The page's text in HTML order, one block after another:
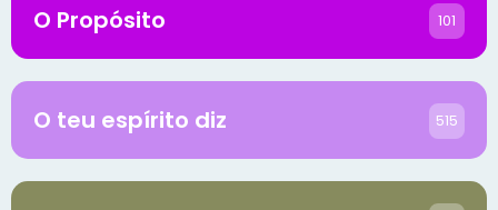
O Propósito 101
O teu espírito diz 515